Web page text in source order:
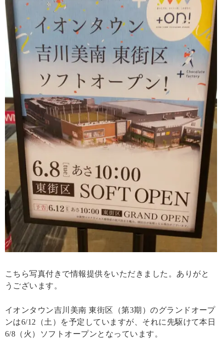
こちら写真付きで情報提供をいただきました。ありがと
うございます。
イオンタウン吉川美南 東街区（第3期）のグランドオープ
ンは6/12（土）を予定していますが、それに先駆けて本日
6/8（火）ソフトオープンとなっています。